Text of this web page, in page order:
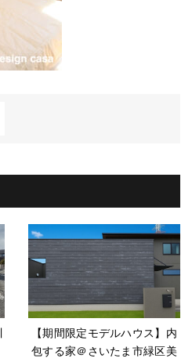
【期間限定モデルハウス】内
包する家＠さいたま市緑区美